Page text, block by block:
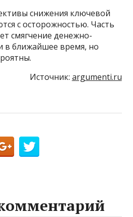
снижения ключевой
с осторожностью. Часть
смягчение денежно-
в ближайшее время, но
Источник: argumenti.ru